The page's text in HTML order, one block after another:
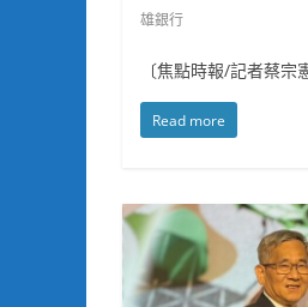
雄銀行
〔焦點時報/記者蔡
Read more